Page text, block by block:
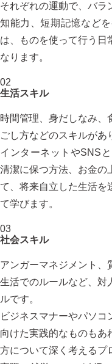
それぞれの運動で、バラ
知能力、短期記憶など
は、ものを使って行う日
なります。
02
生活スキル
時間管理、身だしなみ、
ごし方などのスキルがあ
インターネットやSNS
清潔に保つ方法、お金の
て、将来自立した生活を
て学びます。
03
社会スキル
アンガーマネジメント、
生活でのルールなど、対
ルです。
ビジネスマナーやパソコ
向けた実践的なものもあ
方について深く考えるプ